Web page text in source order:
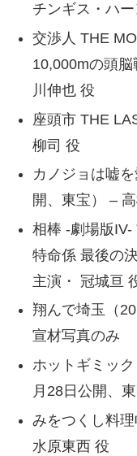
チンギス・ハ
交渉人 THE
10,000mの頭
川伸也 役
座頭市 THE
柳司 役
カノジョは嘘
開、東宝） –
相棒 -劇場版
特命係 最後の
主演・ 冠城亘
翔んで埼玉（
宣材写真のみ
ホットギミッ
月28日公開、
みをつくし料
水原東西 役